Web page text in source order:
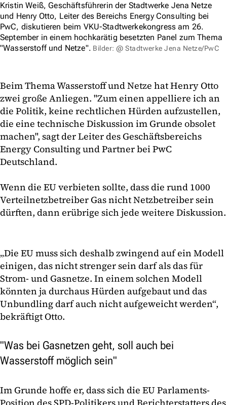
Kristin Weiß, Geschäftsführerin der Stadtwerke Jena Netze
und Henry Otto, Leiter des Bereichs Energy Consulting bei
PwC, diskutieren beim VKU-Stadtwerkekongress am 26.
September in einem hochkarätig besetzten Panel zum Thema
"Wasserstoff und Netze". Bilder: @ Stadtwerke Jena Netze/PwC
Beim Thema Wasserstoff und Netze hat Henry Otto
zwei große Anliegen. "Zum einen appelliere ich an
die Politik, keine rechtlichen Hürden aufzustellen,
die eine technische Diskussion im Grunde obsolet
machen", sagt der Leiter des Geschäftsbereichs
Energy Consulting und Partner bei PwC
Deutschland.
Wenn die EU verbieten sollte, dass die rund 1000
Verteilnetzbetreiber Gas nicht Netzbetreiber sein
dürften, dann erübrige sich jede weitere Diskussion.
„Die EU muss sich deshalb zwingend auf ein Modell
einigen, das nicht strenger sein darf als das für
Strom- und Gasnetze. In einem solchen Modell
könnten ja durchaus Hürden aufgebaut und das
Unbundling darf auch nicht aufgeweicht werden“,
bekräftigt Otto.
"Was bei Gasnetzen geht, soll auch bei
Wasserstoff möglich sein"
Im Grunde hoffe er, dass sich die EU Parlaments-